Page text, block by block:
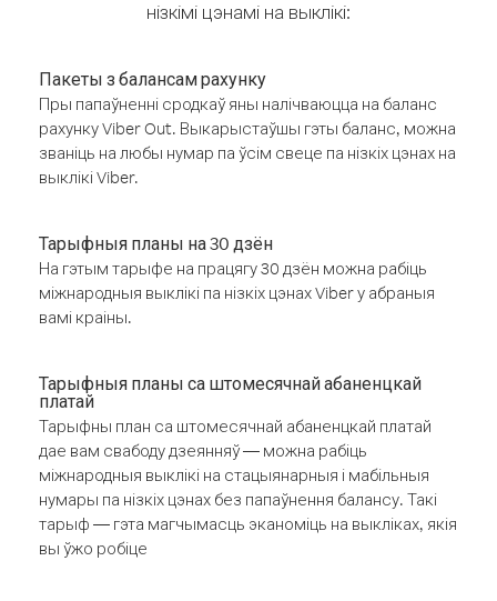
нізкімі цэнамі на выклікі:
Пакеты з балансам рахунку
Пры папаўненні сродкаў яны налічваюцца на баланс
рахунку Viber Out. Выкарыстаўшы гэты баланс, можна
званіць на любы нумар па ўсім свеце па нізкіх цэнах на
выклікі Viber.
Тарыфныя планы на 30 дзён
На гэтым тарыфе на працягу 30 дзён можна рабіць
міжнародныя выклікі па нізкіх цэнах Viber у абраныя
вамі краіны.
Тарыфныя планы са штомесячнай абаненцкай
платай
Тарыфны план са штомесячнай абаненцкай платай
дае вам свабоду дзеянняў — можна рабіць
міжнародныя выклікі на стацыянарныя і мабільныя
нумары па нізкіх цэнах без папаўнення балансу. Такі
тарыф — гэта магчымасць эканоміць на выкліках, якія
вы ўжо робіце